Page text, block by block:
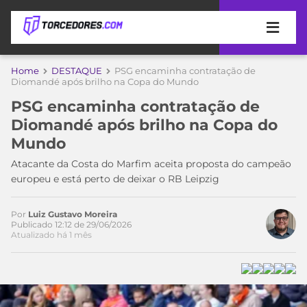
APOSTAS
DE
APOSTA
MELHORES
SITES
DE
APOSTAS
2026
BETBOOM
COPA
DO
MUNDO
TIMES
MEU
TIME
PALMEIRAS
CAMPEONATOS
SÉRIE
ESPORTIVA
Home DESTAQUE
PSG encaminha contratação de
Diomandé após brilho na Copa do Mundo
PSG encaminha contratação de
Diomandé após brilho na Copa do
Mundo
Atacante da Costa do Marfim aceita proposta do campeão
europeu e está perto de deixar o RB Leipzig
Por Luiz Gustavo Moreira
Publicado 12:12 de 29/06/2026
Atualizado há 1 mês